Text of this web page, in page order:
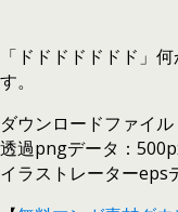
「ドドドドドドド」
す。
ダウンロードファイ
透過pngデータ：
イラストレーターeps